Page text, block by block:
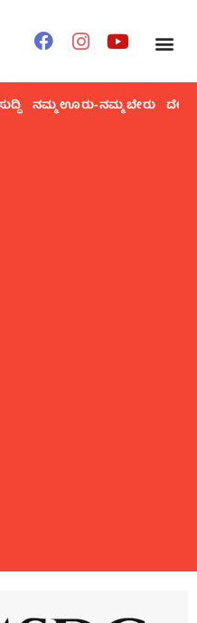
ನಮ್ಮ ಊರು-ನಮ್ಮ ಬೇರು ದೇಶ